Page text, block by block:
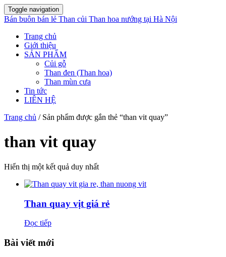
Toggle navigation
Bán buôn bán lẻ Than củi Than hoa nướng tại Hà Nội
Trang chủ
Giới thiệu
SẢN PHẨM
Củi gỗ
Than đen (Than hoa)
Than mùn cưa
Tin tức
LIÊN HỆ
Trang chủ / Sản phẩm được gắn thẻ “than vit quay”
than vit quay
Hiển thị một kết quả duy nhất
Than quay vịt giá rẻ
Đọc tiếp
Bài viết mới